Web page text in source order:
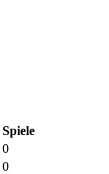
Spiele
0
0